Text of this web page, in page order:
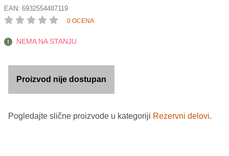
EAN: 6932554487119
0 OCENA
NEMA NA STANJU
Proizvod nije dostupan
Pogledajte slične proizvode u kategoriji Rezervni delovi.